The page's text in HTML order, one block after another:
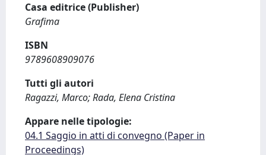
Casa editrice (Publisher)
Grafima
ISBN
9789608909076
Tutti gli autori
Ragazzi, Marco; Rada, Elena Cristina
Appare nelle tipologie:
04.1 Saggio in atti di convegno (Paper in
Proceedings)